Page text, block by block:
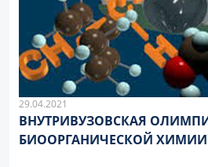
29.04.2021
ВНУТРИВУЗОВСКАЯ
БИООРГАНИЧЕСКОЙ ХИМИИ